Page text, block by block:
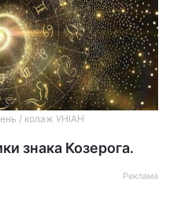
/ колаж УНІАН
знака Козерога.
Реклама